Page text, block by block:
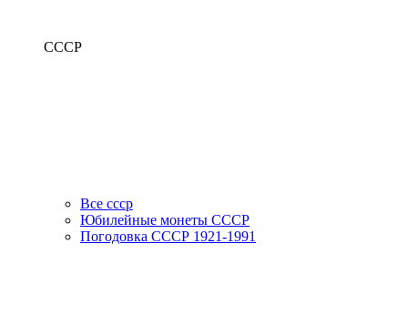
СССР
Все ссср
Юбилейные монеты СССР
Погодовка СССР 1921-1991